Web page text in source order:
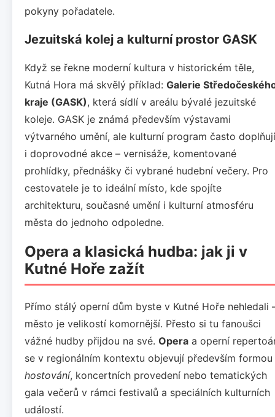
pokyny pořadatele.
Jezuitská kolej a kulturní prostor GASK
Když se řekne moderní kultura v historickém těle,
Kutná Hora má skvělý příklad: Galerie
kraje (GASK), která sídlí v areálu bývalé jezuitské
koleje. GASK je známá především výstavami
výtvarného umění, ale kulturní program často doplňují
i doprovodné akce – vernisáže, komentované
prohlídky, přednášky či vybrané hudební večery. Pro
cestovatele je to ideální místo, kde spojíte
architekturu, současné umění i kulturní atmosféru
města do jednoho odpoledne.
Opera a klasická hudba: jak ji v
Kutné Hoře zažít
Přímo stálý operní dům byste v Kutné Hoře nehledali
město je velikostí komornější. Přesto si tu fanoušci
vážné hudby přijdou na své. Opera a operní
se v regionálním kontextu objevují především formou
hostování, koncertních provedení nebo tematických
gala večerů v rámci festivalů a speciálních kulturních
událostí.